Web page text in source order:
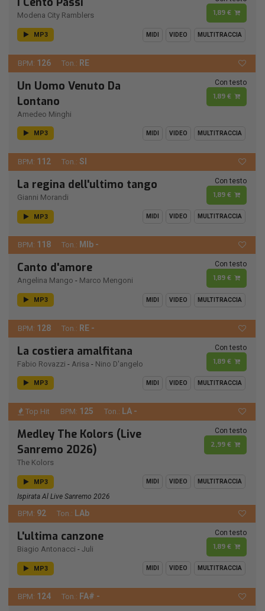
Modena City Ramblers 1,89 €
MP3 MIDI VIDEO MULTITRACCIA
BPM: 126 Ton.: RE
Un Uomo Venuto Da
Lontano
Amedeo Minghi
Con testo
1,89 €
MP3 MIDI VIDEO MULTITRACCIA
BPM: 112 Ton.: SI
La regina dell'ultimo tango
Gianni Morandi
Con testo
1,89 €
MP3 MIDI VIDEO MULTITRACCIA
BPM: 118 Ton.: MIb -
Canto d'amore
Angelina Mango - Marco Mengoni
Con testo
1,89 €
MP3 MIDI VIDEO MULTITRACCIA
BPM: 128 Ton.: RE -
La costiera amalfitana
Fabio Rovazzi - Arisa - Nino D'angelo
Con testo
1,89 €
MP3 MIDI VIDEO MULTITRACCIA
Top Hit BPM: 125 Ton.: LA -
Medley The Kolors (Live
Sanremo 2026)
The Kolors
Con testo
2,99 €
MP3 MIDI VIDEO MULTITRACCIA
Ispirata Al Live Sanremo 2026
BPM: 92 Ton.: LAb
L'ultima canzone
Biagio Antonacci - Juli
Con testo
1,89 €
MP3 MIDI VIDEO MULTITRACCIA
BPM: 124 Ton.: FA# -